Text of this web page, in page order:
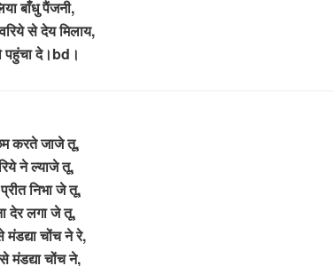
बाँधु पैंजनी,
से देय मिलाय,
पहुंचा दे।bd।
करते जाजे तू,
ने ल्याजे तू,
निभा जे तू,
देर लगा जे तू,
मंडद्या चोंच ने रे,
मंडद्या चोंच ने,